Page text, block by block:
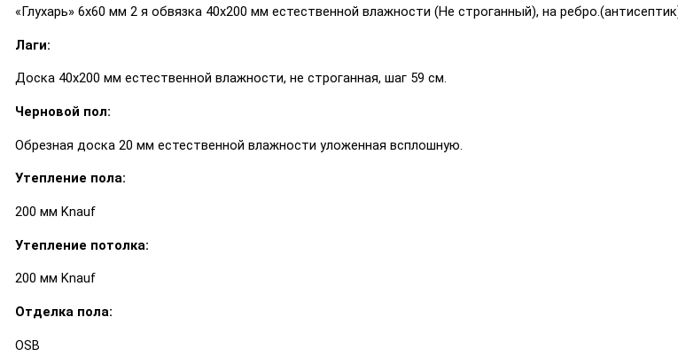
«Глухарь» 6х60 мм 2 я обвязка 40х200 мм естественной влажности (Не строганный), на
Лаги:
Доска 40х200 мм естественной влажности, не строганная, шаг 59 см.
Черновой пол:
Обрезная доска 20 мм естественной влажности уложенная всплошную.
Утепление пола:
200 мм Knauf
Утепление потолка:
200 мм Knauf
Отделка пола:
OSB